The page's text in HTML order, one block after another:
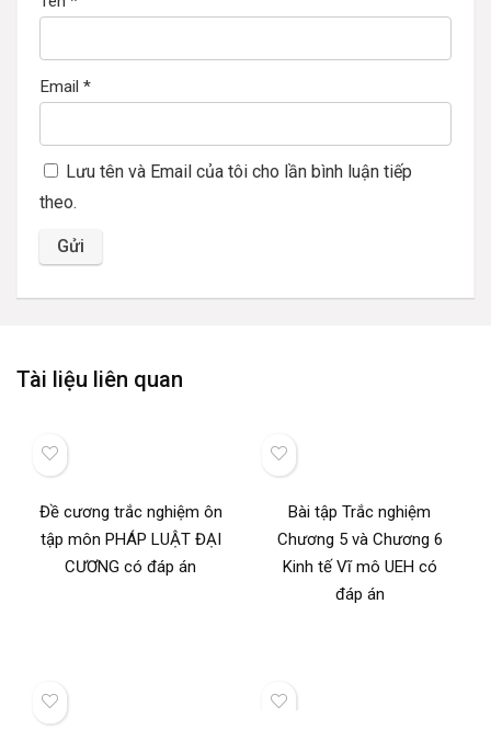
Email *
Lưu tên và Email của tôi cho lần bình luận tiếp
theo.
Tài liệu liên quan
Đề cương trắc nghiệm ôn
tập môn PHÁP LUẬT ĐẠI
CƯƠNG có đáp án
Bài tập Trắc nghiệm
Chương 5 và Chương 6
Kinh tế Vĩ mô UEH có
đáp án